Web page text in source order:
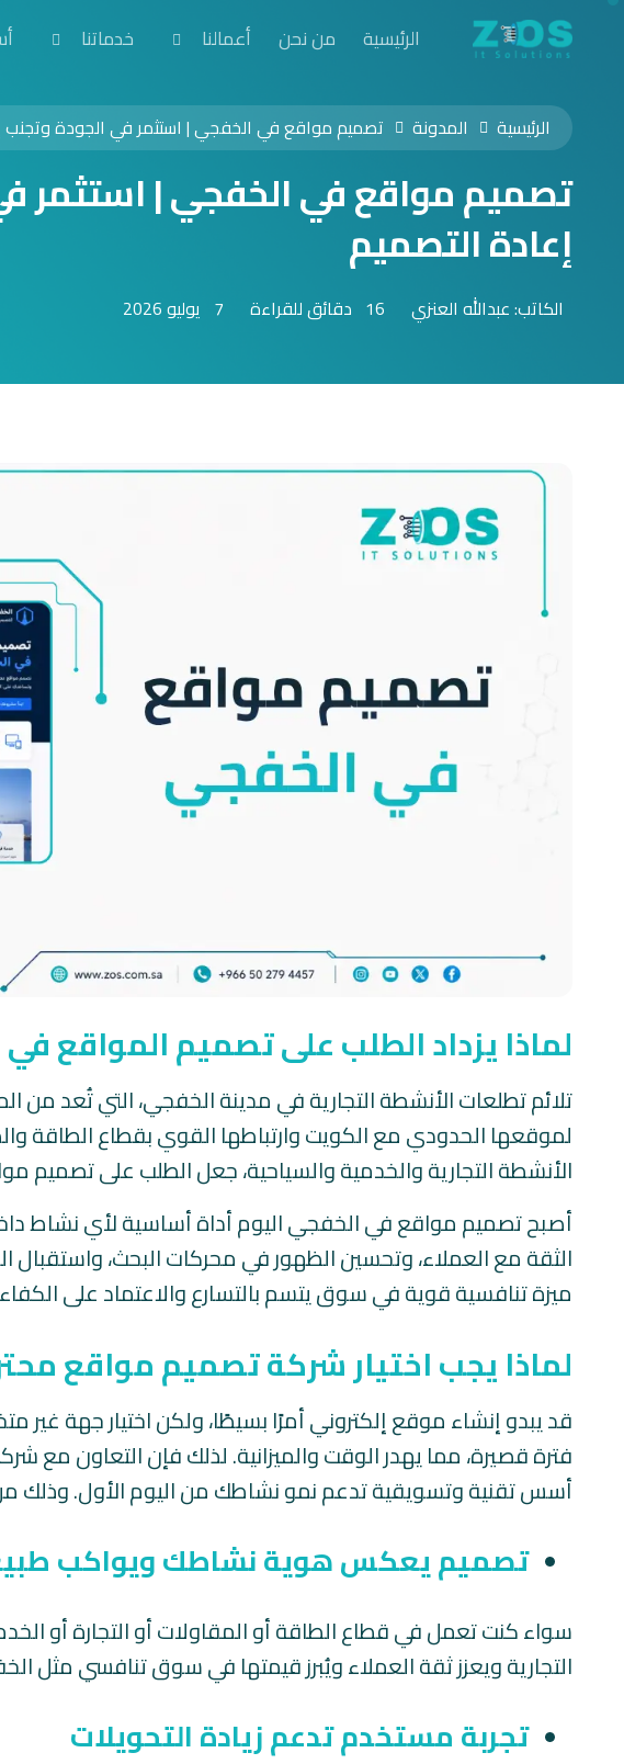
الرئيسية من نحن أعمالنا خدماتنا
الرئيسية المدونة تصميم مواقع في الخفجي | استثمر في الجودة وتجنب
تصميم مواقع في الخفجي | استثمر
إعادة التصميم
الكاتب: عبدالله العنزي 16 دقائق للقراءة 7 يوليو 2026
لماذا يزداد الطلب على تصميم المواقع
تلائم تطلعات الأنشطة التجارية في مدينة الخفجي، التي تُعد من
لموقعها الحدودي مع الكويت وارتباطها القوي بقطاع الطاقة
الأنشطة التجارية والخدمية والسياحية، جعل الطلب على تصميم
أصبح تصميم مواقع في الخفجي اليوم أداة أساسية لأي نشاط
الثقة مع العملاء، وتحسين الظهور في محركات البحث، واستقبال
ميزة تنافسية قوية في سوق يتسم بالتسارع والاعتماد على
لماذا يجب اختيار شركة تصميم مواقع
قد يبدو إنشاء موقع إلكتروني أمرًا بسيطًا، ولكن اختيار جهة
فترة قصيرة، مما يهدر الوقت والميزانية. لذلك فإن التعاون مع
أسس تقنية وتسويقية تدعم نمو نشاطك من اليوم الأول. وذلك
تصميم يعكس هوية نشاطك ويواكب
سواء كنت تعمل في قطاع الطاقة أو المقاولات أو التجارة أو
التجارية ويعزز ثقة العملاء ويُبرز قيمتها في سوق تنافسي مثل
تجربة مستخدم تدعم زيادة التحويلات